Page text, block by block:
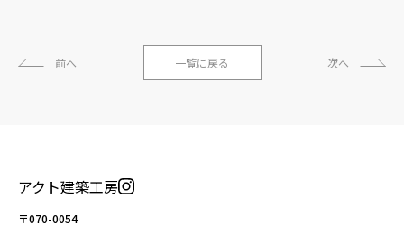
前へ 一覧に戻る 次へ
アクト建築工房
〒070-0054